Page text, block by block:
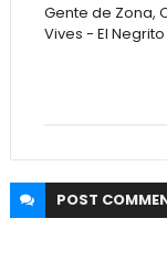
Gente de Zona,
Vives - El Negrito
POST